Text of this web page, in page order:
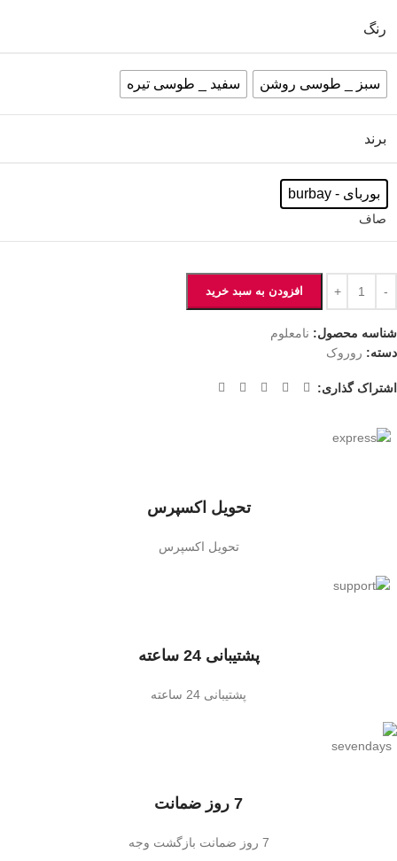
رنگ
سبز _ طوسی روشن سفید _ طوسی تیره
برند
بوربای - burbay
صاف
افزودن به سبد خرید
شناسه محصول: نامعلوم
دسته: روروک
اشتراک گذاری:
تحویل اکسپرس
تحویل اکسپرس
پشتیبانی 24 ساعته
پشتیبانی 24 ساعته
7 روز ضمانت
7 روز ضمانت بازگشت وجه